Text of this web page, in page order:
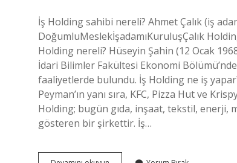
İş Holding sahibi nereli? Ahmet Çalık (iş
DoğumluMeslekİşadamıKuruluşÇalık
Holding nereli? Hüseyin Şahin (12 Ocak
İdari Bilimler Fakültesi Ekonomi
faaliyetlerde bulundu. İş Holding ne iş
Peyman’ın yanı sıra, KFC, Pizza Hut ve
Holding; bugün gıda, inşaat, tekstil, enerji,
gösteren bir şirkettir. İş…